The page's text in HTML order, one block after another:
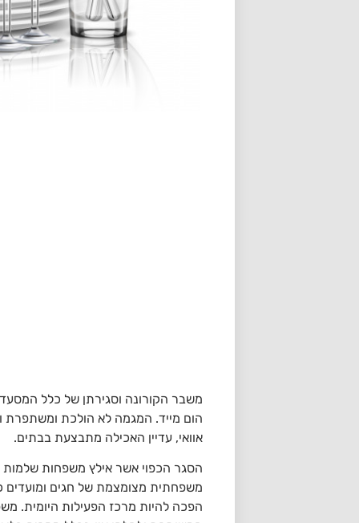
משבר הקורונה וסגירתן של כלל
הום מייד. המגמה לא הולכת ומשתפרת
אוואי, עדיין האכילה מתבצעת בבתים.
הסגר הכפוי אשר אילץ משפחות שלמות
משפחתית מצומצמת של חגים ומועדים
הפכה להיות מרכז הפעילות היומית.